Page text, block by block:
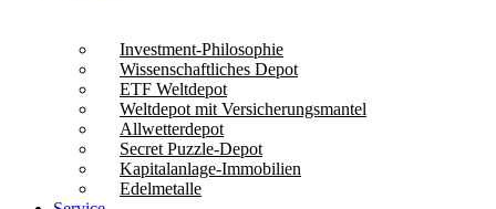
Investment-Philosophie
Wissenschaftliches Depot
ETF Weltdepot
Weltdepot mit Versicherungsmantel
Allwetterdepot
Secret Puzzle-Depot
Kapitalanlage-Immobilien
Edelmetalle